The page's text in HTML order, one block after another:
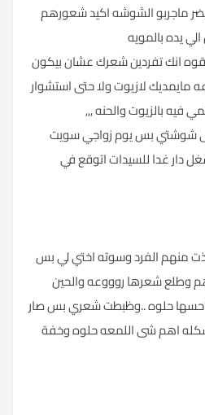
يضر ماجربو الشوشه اكيد شعورهم
يده بالمويه
انك تفردين شعرك عشان بيكون
في خشتك 24 ساعه مايمديك لازيوت ولا حتى استشوار
فيه بالزيوت والحنه ,,,
على شوشتي بس يوم زواجي سويت
دار غدا للسيدات اتوقع في
منهم الفرد وسوته اختي لي بس
وطلع شعرها روووعه والحين
احسها حلوه ..وظبطت شعري بس صار
اهم شى اللمعه حلوه وخفة